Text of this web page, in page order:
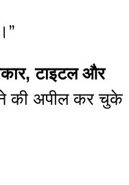
टाइटल और
की अपील कर चुके